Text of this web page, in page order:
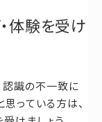
体験を受け
認識の不一致に
っている方は、